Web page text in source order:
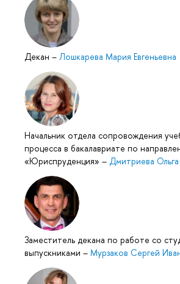
Декан – Лошкарева Мария Евгеньевна
Начальник отдела сопровождения
процесса в бакалавриате по
«Юриспруденция» – Дмитриева
Заместитель декана по работе со
выпускниками – Мурзаков Сергей